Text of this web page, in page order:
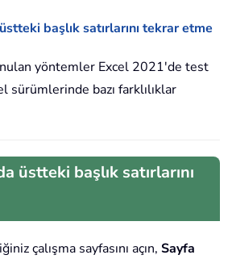
başlık satırlarını tekrar etme
yöntemler Excel 2021'de test
sürümlerinde bazı farklılıklar
üstteki başlık satırlarını
çalışma sayfasını açın, Sayfa